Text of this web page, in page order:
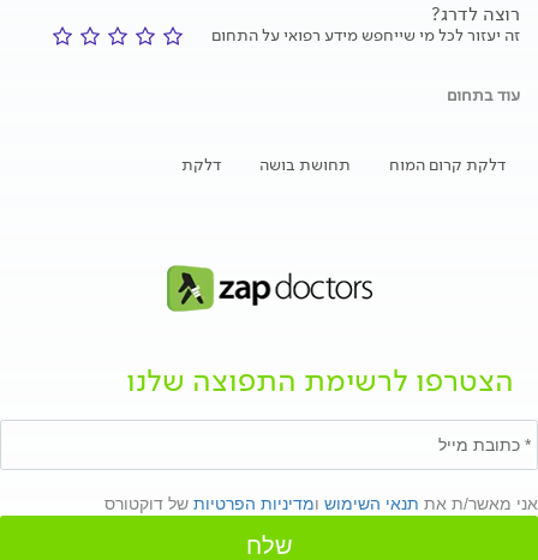
רוצה לדרג?
זה יעזור לכל מי שייחפש מידע רפואי על התחום
עוד בתחום
דלקת קרום המוח תחושת בושה דלקת
הצטרפו לרשימת התפוצה שלנו
אני מאשר/ת את תנאי השימוש ומדיניות הפרטיות של דוקטורס
שלח